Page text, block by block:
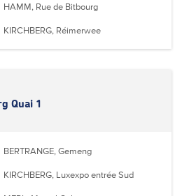
HAMM, Rue de Bitbourg
KIRCHBERG, Réimerwee
Quai 1
BERTRANGE, Gemeng
KIRCHBERG, Luxexpo entrée Sud